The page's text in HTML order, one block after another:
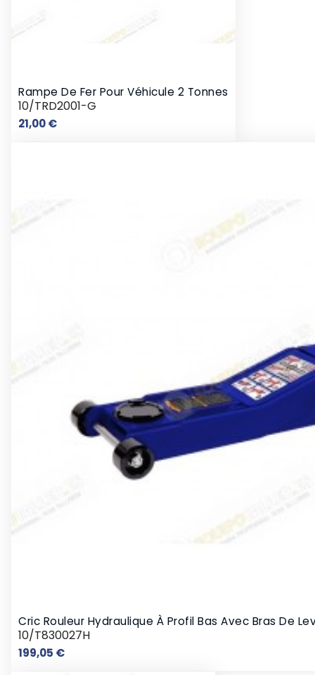
Rampe De Fer Pour Véhicule 2 Tonnes
10/TRD2001-G
21,00 €Prix
Cric Rouleur Hydraulique À Profil Bas Avec Bras De
10/T830027H
199,05 €Prix